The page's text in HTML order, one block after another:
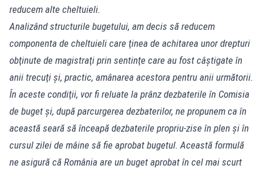
reducem alte cheltuieli.
Analizând structurile bugetului, am decis să reducem
componenta de cheltuieli care ţinea de achitarea unor drepturi
obţinute de magistraţi prin sentinţe care au fost câştigate în
anii trecuţi şi, practic, amânarea acestora pentru anii următorii.
În aceste condiţii, vor fi reluate la prânz dezbaterile în Comisia
de buget şi, după parcurgerea dezbaterilor, ne propunem ca în
această seară să înceapă dezbaterile propriu-zise în plen şi în
cursul zilei de mâine să fie aprobat bugetul. Această formulă
ne asigură că România are un buget aprobat în cel mai scurt